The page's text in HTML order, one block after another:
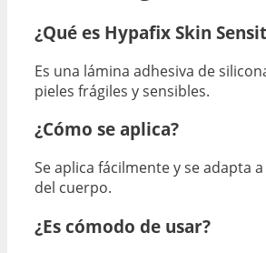
¿Qué es Hypafix Skin
Es una lámina adhesiva de
pieles frágiles y sensibles.
¿Cómo se aplica?
Se aplica fácilmente y se adapta
del cuerpo.
¿Es cómodo de usar?